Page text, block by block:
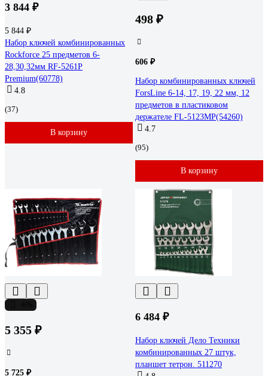
3 844 ₽
5 844 ₽
Набор ключей комбинированных
Rockforce 25 предметов 6-
28,30,32мм RF-5261P
Premium(60778)
4.8
(37)
В корзину
498 ₽
606 ₽
Набор комбинированных ключей
ForsLine 6-14, 17, 19, 22 мм, 12
предметов в пластиковом
держателе FL-5123MP(54260)
4.7
(95)
В корзину
5 355 ₽
5 725 ₽
6 484 ₽
Набор ключей Дело Техники
комбинированных 27 штук,
планшет тетрон. 511270